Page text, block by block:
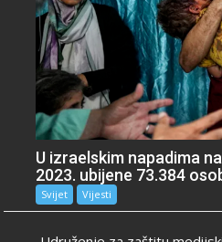
U izraelskim napadima
2023. ubijene 73.384
Svijet Vijesti